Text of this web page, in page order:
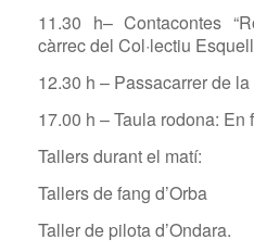
11.30 h– Contacontes
càrrec del Col·lectiu
12.30 h – Passacarrer de
17.00 h – Taula rodona:
Tallers durant el matí:
Tallers de fang d’Orba
Taller de pilota d’Ondara.